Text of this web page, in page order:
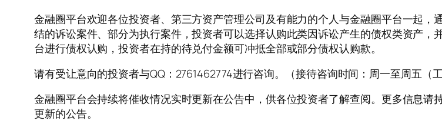
金融圈平台欢迎各位投资者、第三方资产管理公司及有能力的个人与金融圈平台一起
结的诉讼案件、部分为执行案件，投资者可以选择认购此类因诉讼产生的债权类资产
台进行债权认购，投资者在持的待兑付金额可冲抵全部或部分债权认购款。
请有受让意向的投资者与QQ：2761462774进行咨询。（接待咨询时间：周一至周五（
金融圈平台会持续将催收情况实时更新在公告中，供各位投资者了解查阅。更多信息请
更新的公告。